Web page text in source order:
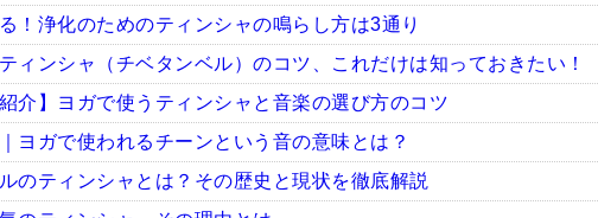
！浄化のためのティンシャの鳴らし方は3通り
ィンシャ（チベタンベル）のコツ、これだけは知っておきたい！
紹介】ヨガで使うティンシャと音楽の選び方のコツ
ヨガで使われるチーンという音の意味とは？
のティンシャとは？その歴史と現状を徹底解説